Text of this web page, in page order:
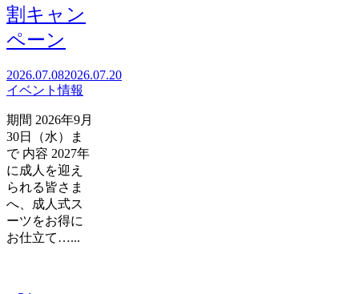
割キャン
ペーン
2026.07.082026.07.20
イベント情報
期間 2026年9月
30日（水）ま
で 内容 2027年
に成人を迎え
られる皆さま
へ、成人式ス
ーツをお得に
お仕立て…...